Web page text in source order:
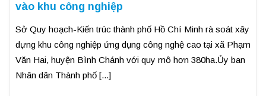
vào khu công nghiệp
Sở Quy hoạch-Kiến trúc thành phố Hồ Chí Minh rà soát xây
dựng khu công nghiệp ứng dụng công nghệ cao tại xã Phạm
Văn Hai, huyện Bình Chánh với quy mô hơn 380ha.Ủy ban
Nhân dân Thành phố [...]